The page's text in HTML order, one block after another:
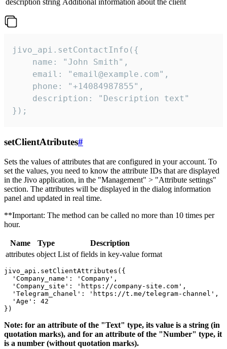
description string Additional information about the client
jivo_api.setContactInfo({
    name: "John Smith",
    email: "email@example.com",
    phone: "+14084987855",
    description: "Description text"
});
setClientAtributes#
Sets the values ​​of attributes that are configured in your account. To
set the values, you need to know the attribute IDs that are displayed
in the Jivo application, in the "Management" > "Attribute settings"
section. The attributes will be displayed in the dialog information
panel and updated in real time.
**Important: The method can be called no more than 10 times per
hour.
Name Type
Description
attributes object List of fields in key-value format
jivo_api.setClientAttributes({
  'Company_name': 'Company',
  'Company_site': 'https://company-site.com',
  'Telegram_chanel': 'https://t.me/telegram-channel',
  'Age': 42
Note: for an attribute of the "Text" type, its value is a string (in
quotation marks), and for an attribute of the "Number" type, it
is a number (without quotation marks).